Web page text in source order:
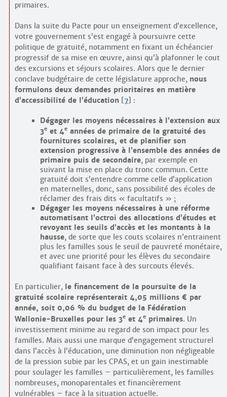
primaires.
Dans la suite du Pacte pour un enseignement d’excellence,
votre gouvernement s’est engagé à poursuivre cette
politique de gratuité, notamment en fixant un échéancier
progressif de sa mise en œuvre, ainsi qu’à plafonner le cout
des excursions et séjours scolaires. Alors que le dernier
conclave budgétaire de cette législature approche, nous
formulons deux demandes prioritaires en matière
d’accessibilité de l’éducation [7] :
Dégager les moyens nécessaires à l’extension aux
3eet 4eannées de primaire de la gratuité des
fournitures scolaires, et de planifier son
extension progressive à l’ensemble des années de
primaire puis de secondaire, par exemple en
suivant la mise en place du tronc commun. Cette
gratuité doit s’entendre comme celle d’application
en maternelles, donc, sans possibilité des écoles de
réclamer des frais dits « facultatifs » ;
Dégager les moyens nécessaires à une réforme
automatisant l’octroi des allocations d’études et
revoyant les seuils d’accès et les montants à la
hausse, de sorte que les couts scolaires n’entrainent
plus les familles sous le seuil de pauvreté monétaire,
et avec une priorité pour les élèves du secondaire
qualifiant faisant face à des surcouts élevés.
En particulier, le financement de la poursuite de la
gratuité scolaire représenterait 4,05 millions € par
année, soit 0,06 % du budget de la Fédération
Wallonie-Bruxelles pour les 3eet 4eprimaires. Un
investissement minime au regard de son impact pour les
familles. Mais aussi une marque d’engagement structurel
dans l’accès à l’éducation, une diminution non négligeable
de la pression subie par les CPAS, et un gain inestimable
pour soulager les familles – particulièrement, les familles
nombreuses, monoparentales et financièrement
vulnérables – face à la situation actuelle.